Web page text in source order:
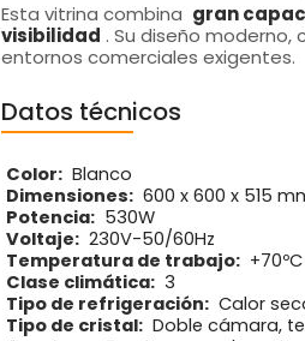
Esta vitrina combina gran
visibilidad . Su diseño
entornos comerciales exigentes.
Datos técnicos
Color: Blanco
Dimensiones: 600 x 600 x 515
Potencia: 530W
Voltaje: 230V-50/60Hz
Temperatura de trabajo: +70ºC
Clase climática: 3
Tipo de refrigeración: Calor
Tipo de cristal: Doble cámara,